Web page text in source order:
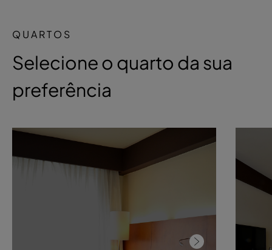
QUARTOS
Selecione o quarto da sua
preferência